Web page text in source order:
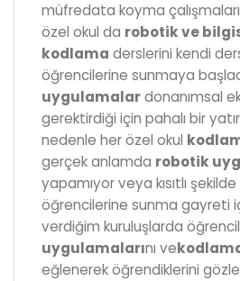
müfredata koyma
özel okul da robotik ve
kodlama derslerini kendi
öğrencilerine sunmaya
uygulamalardonanımsal
gerektirdiği için pahalı bir
nedenle her özel okul
gerçek anlamda robotik
yapamıyor veya kısıtlı
öğrencilerine sunma gayreti
verdiğim kuruluşlarda
uygulamalarını ve
eğlenerek öğrendiklerini